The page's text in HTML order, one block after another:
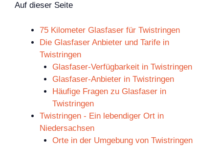
Auf dieser Seite
75 Kilometer Glasfaser für Twistringen
Die Glasfaser Anbieter und Tarife in
Twistringen
Glasfaser-Verfügbarkeit in Twistringen
Glasfaser-Anbieter in Twistringen
Häufige Fragen zu Glasfaser in
Twistringen
Twistringen - Ein lebendiger Ort in
Niedersachsen
Orte in der Umgebung von Twistringen